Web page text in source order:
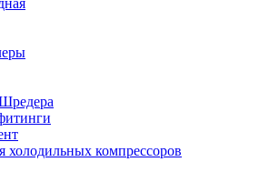
холодильных компрессоров